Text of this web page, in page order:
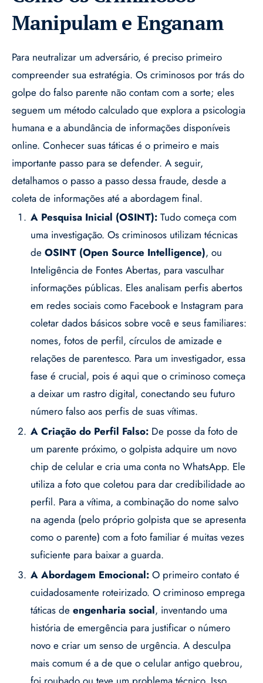
Manipulam e Enganam
Para neutralizar um adversário, é preciso primeiro
compreender sua estratégia. Os criminosos por trás do
golpe do falso parente não contam com a sorte; eles
seguem um método calculado que explora a psicologia
humana e a abundância de informações disponíveis
online. Conhecer suas táticas é o primeiro e mais
importante passo para se defender. A seguir,
detalhamos o passo a passo dessa fraude, desde a
coleta de informações até a abordagem final.
A Pesquisa Inicial (OSINT): Tudo começa com
uma investigação. Os criminosos utilizam técnicas
de OSINT (Open Source Intelligence), ou
Inteligência de Fontes Abertas, para vasculhar
informações públicas. Eles analisam perfis abertos
em redes sociais como Facebook e Instagram para
coletar dados básicos sobre você e seus familiares:
nomes, fotos de perfil, círculos de amizade e
relações de parentesco. Para um investigador, essa
fase é crucial, pois é aqui que o criminoso começa
a deixar um rastro digital, conectando seu futuro
número falso aos perfis de suas vítimas.
A Criação do Perfil Falso: De posse da foto de
um parente próximo, o golpista adquire um novo
chip de celular e cria uma conta no WhatsApp. Ele
utiliza a foto que coletou para dar credibilidade ao
perfil. Para a vítima, a combinação do nome salvo
na agenda (pelo próprio golpista que se apresenta
como o parente) com a foto familiar é muitas vezes
suficiente para baixar a guarda.
A Abordagem Emocional: O primeiro contato é
cuidadosamente roteirizado. O criminoso emprega
táticas de engenharia social, inventando uma
história de emergência para justificar o número
novo e criar um senso de urgência. A desculpa
mais comum é a de que o celular antigo quebrou,